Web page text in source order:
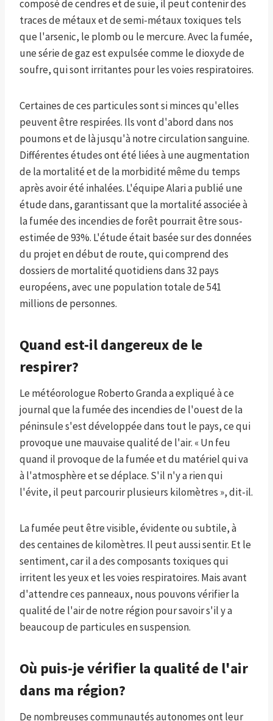
composé de cendres et de suie, il peut contenir des
traces de métaux et de semi-métaux toxiques tels
que l'arsenic, le plomb ou le mercure. Avec la fumée,
une série de gaz est expulsée comme le dioxyde de
soufre, qui sont irritantes pour les voies respiratoires.
Certaines de ces particules sont si minces qu'elles
peuvent être respirées. Ils vont d'abord dans nos
poumons et de là jusqu'à notre circulation sanguine.
Différentes études ont été liées à une augmentation
de la mortalité et de la morbidité même du temps
après avoir été inhalées. L'équipe Alari a publié une
étude dans, garantissant que la mortalité associée à
la fumée des incendies de forêt pourrait être sous-
estimée de 93%. L'étude était basée sur des données
du projet en début de route, qui comprend des
dossiers de mortalité quotidiens dans 32 pays
européens, avec une population totale de 541
millions de personnes.
Quand est-il dangereux de le
respirer?
Le météorologue Roberto Granda a expliqué à ce
journal que la fumée des incendies de l'ouest de la
péninsule s'est développée dans tout le pays, ce qui
provoque une mauvaise qualité de l'air. « Un feu
quand il provoque de la fumée et du matériel qui va
à l'atmosphère et se déplace. S'il n'y a rien qui
l'évite, il peut parcourir plusieurs kilomètres », dit-il.
La fumée peut être visible, évidente ou subtile, à
des centaines de kilomètres. Il peut aussi sentir. Et le
sentiment, car il a des composants toxiques qui
irritent les yeux et les voies respiratoires. Mais avant
d'attendre ces panneaux, nous pouvons vérifier la
qualité de l'air de notre région pour savoir s'il y a
beaucoup de particules en suspension.
Où puis-je vérifier la qualité de l'air
dans ma région?
De nombreuses communautés autonomes ont leur